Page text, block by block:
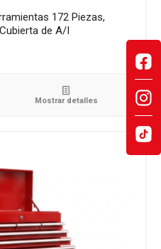
172 Piezas,
de A/I
Mostrar detalles